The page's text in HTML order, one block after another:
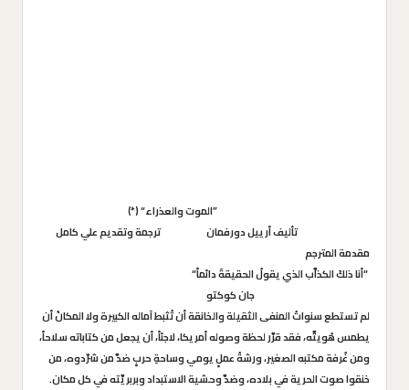
”الموت والعذراء“ (*)
تأليفأرييل دورفمان ترجمة وتقديمعلي كامل
مقدمة المترجم
“أنا ذلكَ الكذاَّب الذي يقولُ الحقيقةَ دائماً“
جان كوكتو
لم تستطع سنواتُ المنفى الثقيلة والخانقة أن تُثبط آماله الكبيرة ولا المكانُ أن
يطمس هُويتَّه، فقد قرَّر لحظة وصوله أمريكا، لاجئاً، أن يجعل من كتاباته سلاحاً،
ومن غُرفة مكتبه الصغير، ورشةُ عملٍ يومي وساحةِ حربٍ ضدَّ من شرّدوه، من
خنقوا صوت الحرية في بلاده، وضدَّ وحشية الاستبداد وبربريَّته في كل مكان.